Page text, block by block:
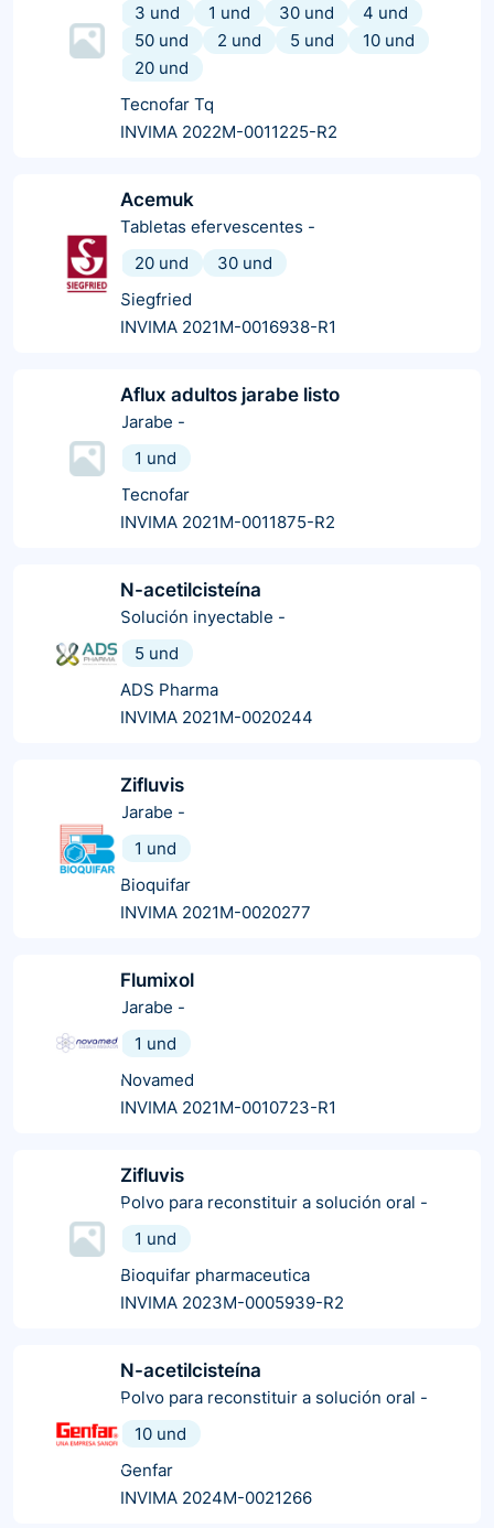
3 und
1 und 30 und
4 und
50 und
2 und 5 und
10 und
20 und
Tecnofar Tq
INVIMA 2022M-0011225-R2
Acemuk
Tabletas efervescentes -
20 und
30 und
Siegfried
INVIMA 2021M-0016938-R1
Aflux adultos jarabe listo
Jarabe -
1 und
Tecnofar
INVIMA 2021M-0011875-R2
N-acetilcisteína
Solución inyectable -
5 und
ADS Pharma
INVIMA 2021M-0020244
Zifluvis
Jarabe -
1 und
Bioquifar
INVIMA 2021M-0020277
Flumixol
Jarabe -
1 und
Novamed
INVIMA 2021M-0010723-R1
Zifluvis
Polvo para reconstituir a solución oral -
1 und
Bioquifar pharmaceutica
INVIMA 2023M-0005939-R2
N-acetilcisteína
Polvo para reconstituir a solución oral -
10 und
Genfar
INVIMA 2024M-0021266